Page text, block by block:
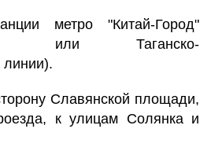
метро "Китай-Город"
или Таганско-
линии).
Славянской площади,
к улицам Солянка и